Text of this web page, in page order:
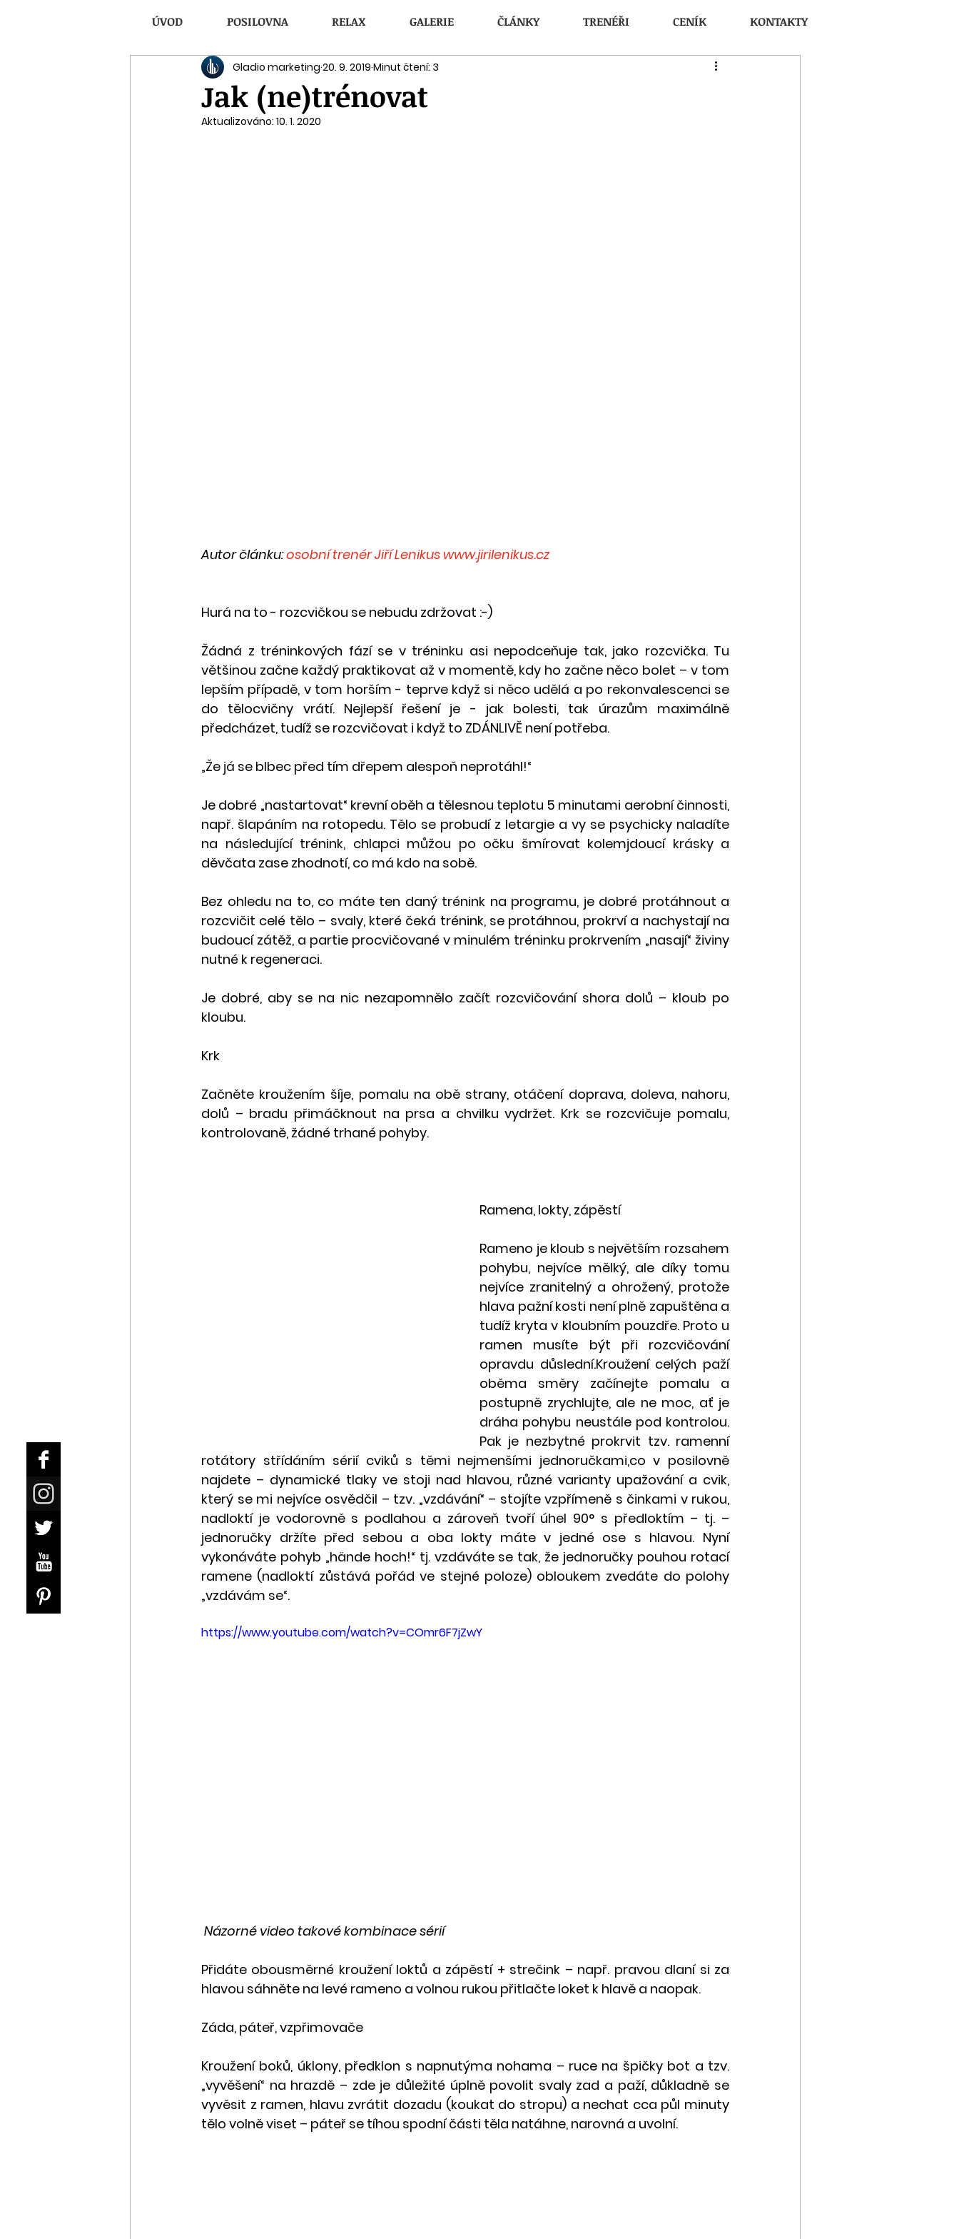
ÚVOD POSILOVNA RELAX GALERIE ČLÁNKY TRENÉŘI CENÍK KONTAKTY
Jak (ne)trénovat
Gladio marketing 20. 9. 2019 Minut čtení: 3
Aktualizováno: 10. 1. 2020
Autor článku: osobní trenér Jiří Lenikus www.jirilenikus.cz​
Hurá na to - rozcvičkou se nebudu zdržovat :-)
Žádná z tréninkových fází se v tréninku asi nepodceňuje tak, jako rozcvička. Tu
většinou začne každý praktikovat až v momentě, kdy ho začne něco bolet – v tom
lepším případě, v tom horším - teprve když si něco udělá a po rekonvalescenci se
do tělocvičny vrátí. Nejlepší řešení je - jak bolesti, tak úrazům maximálně
předcházet, tudíž se rozcvičovat i když to ZDÁNLIVĚ není potřeba.
„Že já se blbec před tím dřepem alespoň neprotáhl!“
Je dobré „nastartovat“ krevní oběh a tělesnou teplotu 5 minutami aerobní činnosti,
např. šlapáním na rotopedu. Tělo se probudí z letargie a vy se psychicky naladíte
na následující trénink, chlapci můžou po očku šmírovat kolemjdoucí krásky a
děvčata zase zhodnotí, co má kdo na sobě.
Bez ohledu na to, co máte ten daný trénink na programu, je dobré protáhnout a
rozcvičit celé tělo – svaly, které čeká trénink, se protáhnou, prokrví a nachystají na
budoucí zátěž, a partie procvičované v minulém tréninku prokrvením „nasají“ živiny
nutné k regeneraci.
Je dobré, aby se na nic nezapomnělo začít rozcvičování shora dolů – kloub po
kloubu.
Krk
Začněte kroužením šíje, pomalu na obě strany, otáčení doprava, doleva, nahoru,
dolů – bradu přimáčknout na prsa a chvilku vydržet. Krk se rozcvičuje pomalu,
kontrolovaně, žádné trhané pohyby.
Ramena, lokty, zápěstí
Rameno je kloub s největším rozsahem
pohybu, nejvíce mělký, ale díky tomu
nejvíce zranitelný a ohrožený, protože
hlava pažní kosti není plně zapuštěna a
tudíž kryta v kloubním pouzdře. Proto u
ramen musíte být při rozcvičování
opravdu důslední.Kroužení celých paží
oběma směry začínejte pomalu a
postupně zrychlujte, ale ne moc, ať je
dráha pohybu neustále pod kontrolou.
Pak je nezbytné prokrvit tzv. ramenní
rotátory střídáním sérií cviků s těmi nejmenšími jednoručkami,co v posilovně
najdete – dynamické tlaky ve stoji nad hlavou, různé varianty upažování a cvik,
který se mi nejvíce osvědčil – tzv. „vzdávání“ – stojíte vzpřímeně s činkami v rukou,
nadloktí je vodorovně s podlahou a zároveň tvoří úhel 90° s předloktím – tj. –
jednoručky držíte před sebou a oba lokty máte v jedné ose s hlavou. Nyní
vykonáváte pohyb „hände hoch!“ tj. vzdáváte se tak, že jednoručky pouhou rotací
ramene (nadloktí zůstává pořád ve stejné poloze) obloukem zvedáte do polohy
„vzdávám se“.
https://www.youtube.com/watch?v=COmr6F7jZwY
Názorné video takové kombinace sérií
Přidáte obousměrné kroužení loktů a zápěstí + strečink – např. pravou dlaní si za
hlavou sáhněte na levé rameno a volnou rukou přitlačte loket k hlavě a naopak.
Záda, páteř, vzpřimovače
Kroužení boků, úklony, předklon s napnutýma nohama – ruce na špičky bot a tzv.
„vyvěšení“ na hrazdě – zde je důležité úplně povolit svaly zad a paží, důkladně se
vyvěsit z ramen, hlavu zvrátit dozadu (koukat do stropu) a nechat cca půl minuty
tělo volně viset – páteř se tíhou spodní části těla natáhne, narovná a uvolní.